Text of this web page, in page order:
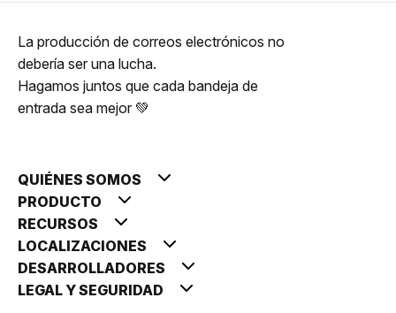
La producción de correos electrónicos no
debería ser una lucha.
Hagamos juntos que cada bandeja de
entrada sea mejor 💚
QUIÉNES SOMOS
PRODUCTO
RECURSOS
LOCALIZACIONES
DESARROLLADORES
LEGAL Y SEGURIDAD